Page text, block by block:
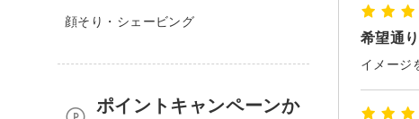
希望通
顔そり・シェービング
ポイントキャンペーンか